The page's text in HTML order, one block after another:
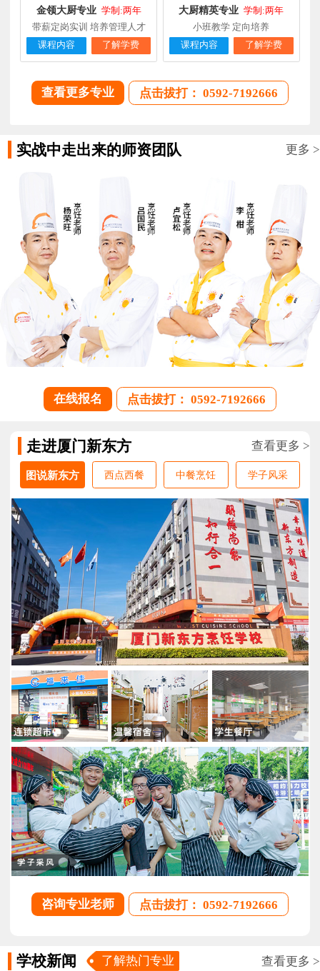
金领大厨专业 学制:两年
带薪定岗实训 培养管理人才
课程内容
了解学费
大厨精英专业 学制:两年
小班教学 定向培养
课程内容
了解学费
查看更多专业 点击拔打： 0592-7192666
实战中走出来的师资团队 更多 >
在线报名 点击拔打： 0592-7192666
走进厦门新东方 查看更多 >
图说新东方 西点西餐 中餐烹饪 学子风采
咨询专业老师 点击拔打： 0592-7192666
学校新闻 了解热门专业 查看更多 >